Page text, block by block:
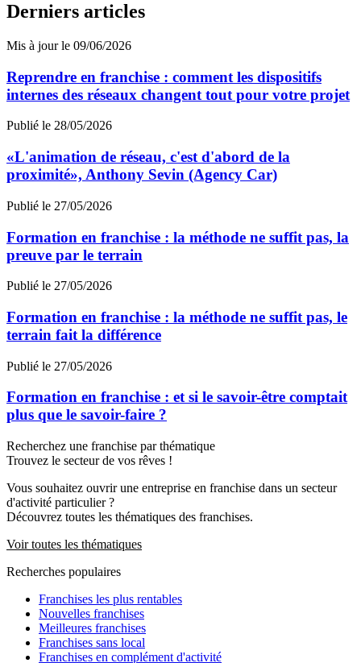
Derniers articles
Mis à jour le 09/06/2026
Reprendre en franchise : comment les dispositifs
internes des réseaux changent tout pour votre projet
Publié le 28/05/2026
«L'animation de réseau, c'est d'abord de la
proximité», Anthony Sevin (Agency Car)
Publié le 27/05/2026
Formation en franchise : la méthode ne suffit pas, la
preuve par le terrain
Publié le 27/05/2026
Formation en franchise : la méthode ne suffit pas, le
terrain fait la différence
Publié le 27/05/2026
Formation en franchise : et si le savoir-être comptait
plus que le savoir-faire ?
Recherchez une franchise par thématique
Trouvez le secteur de vos rêves !
Vous souhaitez ouvrir une entreprise en franchise dans un secteur
d'activité particulier ?
Découvrez toutes les thématiques des franchises.
Voir toutes les thématiques
Recherches populaires
Franchises les plus rentables
Nouvelles franchises
Meilleures franchises
Franchises sans local
Franchises en complément d'activité